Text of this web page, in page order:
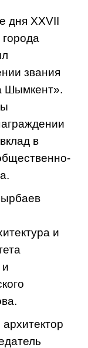
дня XXVII
звания
Шымкент».
в
и
и